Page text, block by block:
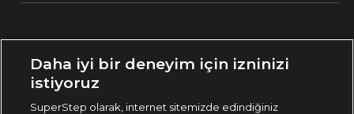
🇹🇷 Türkiye
Daha iyi bir deneyim için izninizi
istiyoruz
SuperStep olarak, internet sitemizde edindiğiniz